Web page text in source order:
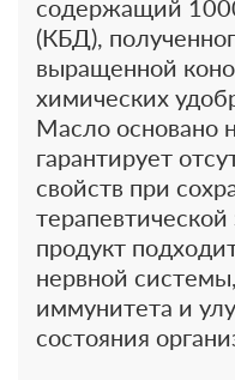
содержащий
(КБД),
выращенной
химических
Масло основано
гарантирует
свойств при
продукт
нервной
иммунитета и
состояния